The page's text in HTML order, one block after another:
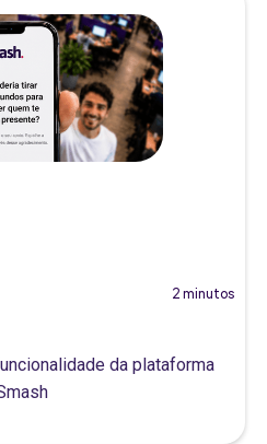
2 minutos
da plataforma